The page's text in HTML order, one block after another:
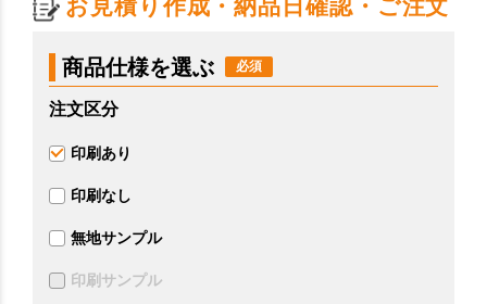
お見積り作成・納品日確認・ご注文
商品仕様を選ぶ
注文区分
印刷あり
印刷なし
無地サンプル
印刷サンプル